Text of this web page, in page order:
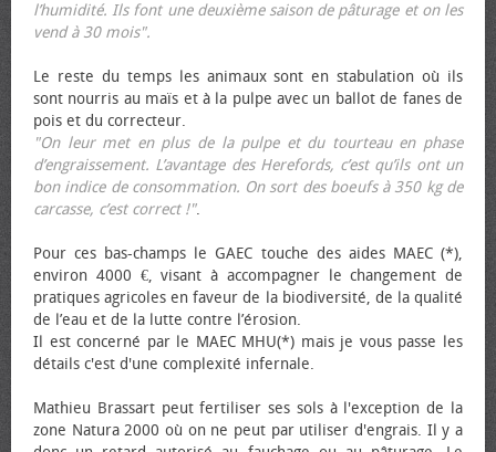
l’humidité. Ils font une deuxième saison de pâturage et on les
vend à 30 mois".
Le reste du temps les animaux sont en stabulation où ils
sont nourris au maïs et à la pulpe avec un ballot de fanes de
pois et du correcteur.
"On leur met en plus de la pulpe et du tourteau en phase
d’engraissement. L’avantage des Herefords, c’est qu’ils ont un
bon indice de consommation. On sort des bœufs à 350 kg de
carcasse, c’est correct !".
Pour ces bas-champs le GAEC touche des aides MAEC (*),
environ 4000 €, visant à accompagner le changement de
pratiques agricoles en faveur de la biodiversité, de la qualité
de l’eau et de la lutte contre l’érosion.
Il est concerné par le MAEC MHU(*) mais je vous passe les
détails c'est d'une complexité infernale.
Mathieu Brassart peut fertiliser ses sols à l'exception de la
zone Natura 2000 où on ne peut par utiliser d'engrais. Il y a